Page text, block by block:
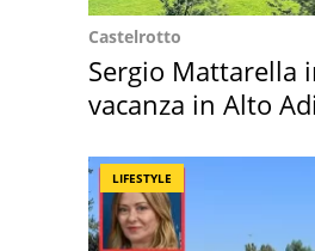
Castelrotto
Sergio Mattarella
vacanza in Alto
LIFESTYLE